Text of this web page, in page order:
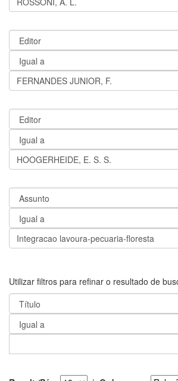
Utilizar filtros para refinar o resultado de